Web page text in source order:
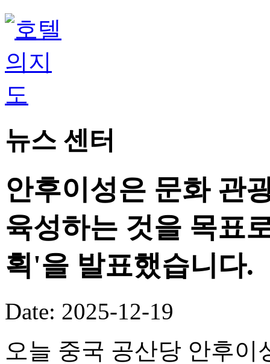
뉴스 센터
안후이성은 문화 관
육성하는 것을 목표
획'을 발표했습니다.
Date: 2025-12-19
오늘 중국 공산당 안후이